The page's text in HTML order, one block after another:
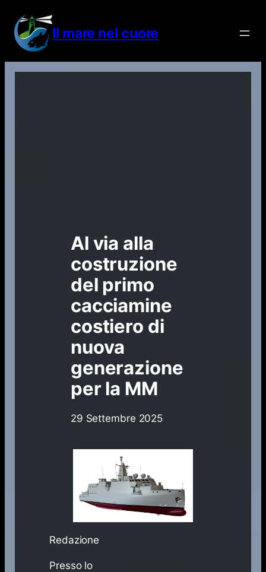
contenuto
Il mare nel cuore
Al via alla
costruzione
del primo
cacciamine
costiero di
nuova
generazione
per la MM
29 Settembre 2025
Redazione
Presso lo